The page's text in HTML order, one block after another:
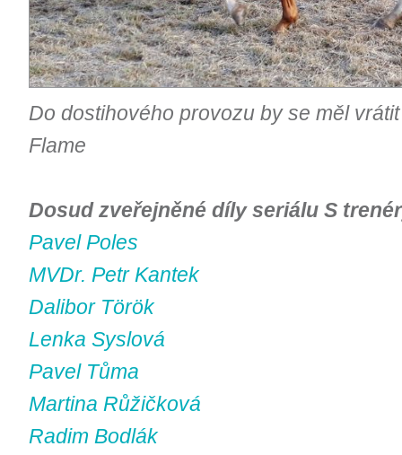
Do dostihového provozu by se měl
Flame
Dosud zveřejněné díly seriálu S
Pavel Poles
MVDr. Petr Kantek
Dalibor Török
Lenka Syslová
Pavel Tůma
Martina Růžičková
Radim Bodlák